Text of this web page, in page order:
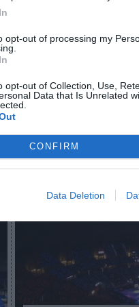
opt-out of processing my
opt-out of Collection, Use,
Data that Is Unrelated
CONFIRM
Data Deletion
no formas
¡Hazte Socio para
¡Suscríbete!